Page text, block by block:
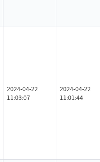
2024-04-22
11:03:07
2024-04-22
11:01:44